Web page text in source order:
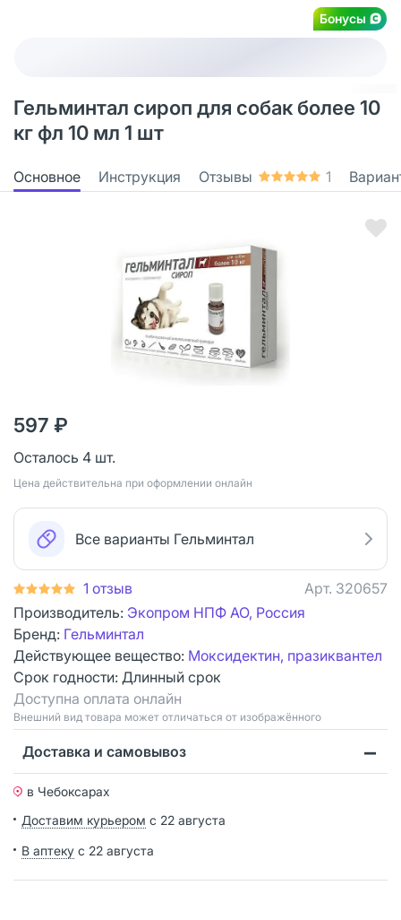
Бонусы
Гельминтал сироп для собак более 10
кг фл 10 мл 1 шт
Основное Инструкция Отзывы 1
597 ₽
Осталось 4 шт.
Цена действительна при оформлении онлайн
Все варианты Гельминтал
1 отзыв Арт. 320657
Производитель: Экопром НПФ АО, Россия
Бренд: Гельминтал
Действующее вещество: Моксидектин, празиквантел
Срок годности: Длинный срок
Доступна оплата онлайн
Bнешний вид товара может отличаться от изображённого
Доставка и самовывоз
в Чебоксарах
Доставим курьером с 22 августа
В аптеку с 22 августа